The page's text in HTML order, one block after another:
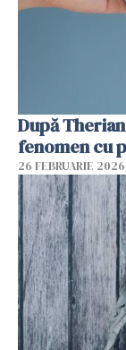
După
fenomen cu
26 FEBRUARIE 2026